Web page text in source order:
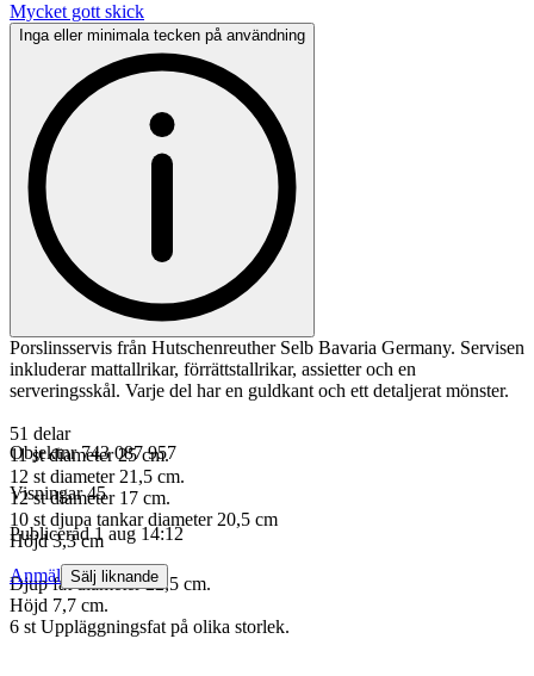
Mycket gott skick
Inga eller minimala tecken på användning
Porslinsservis från Hutschenreuther Selb Bavaria Germany. Servisen
inkluderar mattallrikar, förrättstallrikar, assietter och en
serveringsskål. Varje del har en guldkant och ett detaljerat mönster.
51 delar
11 st diameter 25 cm.
12 st diameter 21,5 cm.
12 st diameter 17 cm.
10 st djupa tankar diameter 20,5 cm
Höjd 3,3 cm
Djup fat diameter 22,5 cm.
Höjd 7,7 cm.
6 st Uppläggningsfat på olika storlek.
Objektnr 743 087 957
Visningar 45
Publicerad 1 aug 14:12
Anmäl Sälj liknande